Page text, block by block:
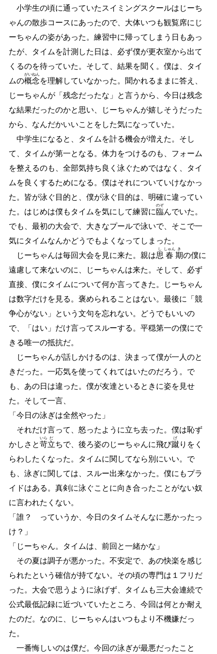
小学生の頃に通っていたスイミングスクールはじーち
ゃんの散歩コースにあったので、大体いつも観覧席にじ
ーちゃんの姿があった。練習中に帰ってしまう日もあっ
たが、タイムを計測した日は、必ず僕が更衣室から出て
くるのを待っていた。そして、結果を聞く。僕は、タイ
ムの概
がい
念
ねん
を理解していなかった。聞かれるままに答え、
じーちゃんが「残念だったな」と言うから、今日は残念
な結果だったのかと思い、じーちゃんが嬉しそうだった
から、なんだかいいことをした気になっていた。
中学生になると、タイムを計る機会が増えた。そし
て、タイムが第一となる。体力をつけるのも、フォーム
を整えるのも、全部気持ち良く泳ぐためではなく、タイ
ムを良くするためになる。僕はそれについていけなかっ
た。皆が泳ぐ目的と、僕が泳ぐ目的は、明確に違ってい
た。はじめは僕もタイムを気にして練習に臨
のぞ
んでいた。
でも、最初の大会で、大きなプールで泳いで、そこで一
気にタイムなんかどうでもよくなってしまった。
じーちゃんは毎回大会を見に来た。親は思
し
春
しゅん
期
き
の僕に
遠慮して来ないのに、じーちゃんは来た。そして、必ず
直接、僕にタイムについて何か言ってきた。じーちゃん
は数字だけを見る。褒められることはない。最後に「競
争心がない」という文句を忘れない。どうでもいいの
で、「はい」だけ言ってスルーする。平穏第一の僕にで
きる唯一の抵抗だ。
じーちゃんが話しかけるのは、決まって僕が一人のと
きだった。一応気を使ってくれてはいたのだろう。で
も、あの日は違った。僕が友達といるときに姿を見せ
た。そして一言、
「今日の泳ぎは全然やった」
それだけ言って、怒ったように立ち去った。僕は恥ず
かしさと苛
いら
立
だ
ちで、後ろ姿のじーちゃんに飛び蹴
げ
りをく
らわしたくなった。タイムに関してなら別にいい。で
も、泳ぎに関しては、スルー出来なかった。僕にもプラ
イドはある。真剣に泳ぐことに向き合ったことがない奴
に言われたくない。
「誰？ っていうか、今日のタイムそんなに悪かったっ
け？」
「じーちゃん。タイムは、前回と一緒かな」
その夏は調子が悪かった。不安定で、あの快楽を感じ
られたという確信が持てない。その頃の専門は１フリだ
った。大会で思うように泳げず、タイムも三大会連続で
公式最低記録に近づいていたところ、今回は何とか耐え
たのだ。なのに、じーちゃんはいつもより不機嫌だっ
た。
一番悔しいのは僕だ。今回の泳ぎが最悪だったこと